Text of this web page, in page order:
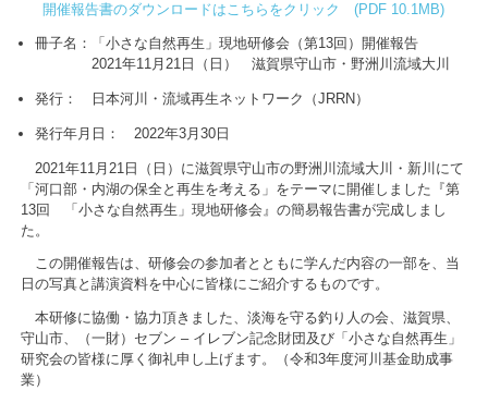
開催報告書のダウンロードはこちらをクリック (PDF 10.1MB)
冊子名：「小さな自然再生」現地研修会（第13回）開催報告
2021年11月21日（日） 滋賀県守山市・野洲川流域大川
発行： 日本河川・流域再生ネットワーク（JRRN）
発行年月日： 2022年3月30日
2021年11月21日（日）に滋賀県守山市の野洲川流域大川・新川にて
「河口部・内湖の保全と再生を考える」をテーマに開催しました『第
13回 「小さな自然再生」現地研修会』の簡易報告書が完成しまし
た。
この開催報告は、研修会の参加者とともに学んだ内容の一部を、当
日の写真と講演資料を中心に皆様にご紹介するものです。
本研修に協働・協力頂きました、淡海を守る釣り人の会、滋賀県、
守山市、（一財）セブン – イレブン記念財団及び「小さな自然再生」
研究会の皆様に厚く御礼申し上げます。（令和3年度河川基金助成事
業）